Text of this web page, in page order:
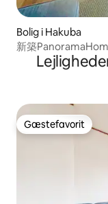
Bolig i Hakuba
新築
Alperne
Gæstefavorit
Gæstefavorit